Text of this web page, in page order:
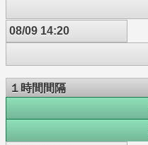
08/09 14:20
１時間間隔